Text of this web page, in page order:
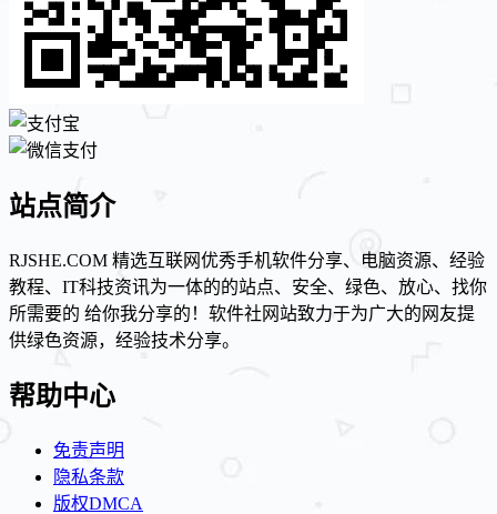
站点简介
RJSHE.COM 精选互联网优秀手机软件分享、电脑资源、经验
教程、IT科技资讯为一体的的站点、安全、绿色、放心、找你
所需要的 给你我分享的！软件社网站致力于为广大的网友提
供绿色资源，经验技术分享。
帮助中心
免责声明
隐私条款
版权DMCA